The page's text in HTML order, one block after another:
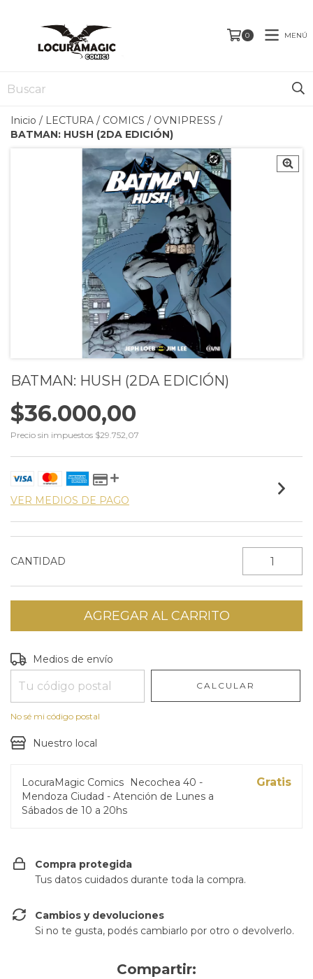
0 MENÚ
Inicio / LECTURA / COMICS / OVNIPRESS /
BATMAN: HUSH (2DA EDICIÓN)
BATMAN: HUSH (2DA EDICIÓN)
$36.000,00
Precio sin impuestos $29.752,07
VER MEDIOS DE PAGO
CANTIDAD
Entregas para el CP:
Medios de envío
CALCULAR
No sé mi código postal
Nuestro local
LocuraMagic Comics
Necochea 40 -
Mendoza Ciudad - Atención de Lunes a
Sábados de 10 a 20hs
Gratis
Compra protegida
Tus datos cuidados durante toda la compra.
Cambios y devoluciones
Si no te gusta, podés cambiarlo por otro o devolverlo.
Compartir: